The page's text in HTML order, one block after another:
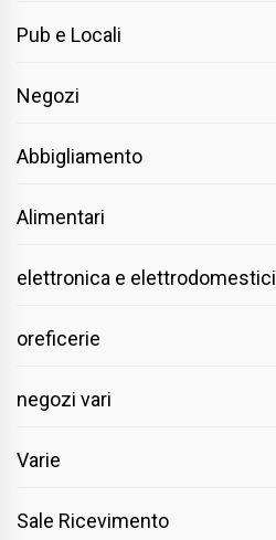
Pub e Locali
Negozi
Abbigliamento
Alimentari
elettronica e elettrodomestici
oreficerie
negozi vari
Varie
Sale Ricevimento